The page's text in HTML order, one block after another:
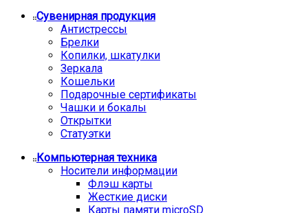
Сувенирная продукция
Антистрессы
Брелки
Копилки, шкатулки
Зеркала
Кошельки
Подарочные сертификаты
Чашки и бокалы
Открытки
Статуэтки
Компьютерная техника
Носители информации
Флэш карты
Жесткие диски
Карты памяти microSD